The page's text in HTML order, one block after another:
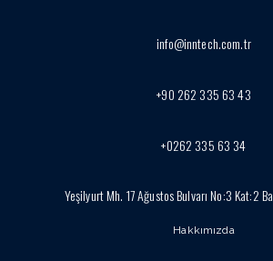
info@inntech.com.tr
+90 262 335 63 43
+0262 335 63 34
Yeşilyurt Mh. 17 Ağustos Bulvarı No:3 Kat:2
Hakkımızda